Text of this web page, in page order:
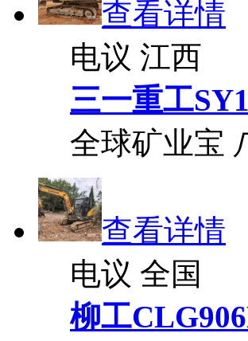
查看详情
电议 江西
三一重工
全球矿业宝
查看详情
电议 全国
柳工